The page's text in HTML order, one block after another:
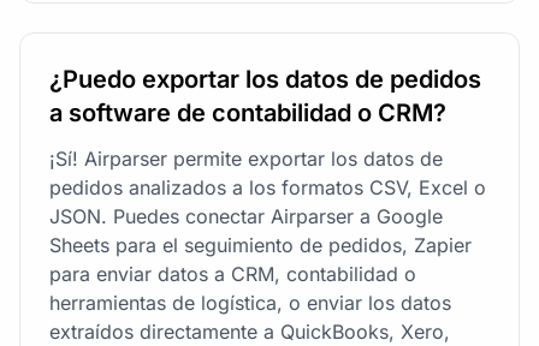
¿Puedo exportar los datos de pedidos
a software de contabilidad o CRM?
¡Sí! Airparser permite exportar los datos de
pedidos analizados a los formatos CSV, Excel o
JSON. Puedes conectar Airparser a Google
Sheets para el seguimiento de pedidos, Zapier
para enviar datos a CRM, contabilidad o
herramientas de logística, o enviar los datos
extraídos directamente a QuickBooks, Xero,